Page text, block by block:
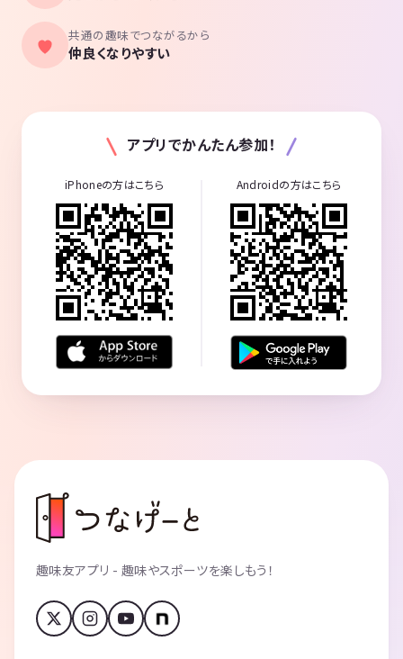
共通の趣味でつながるから
仲良くなりやすい
アプリでかんたん参加！
iPhoneの方はこちら Androidの方はこちら
趣味友アプリ - 趣味やスポーツを楽しもう！